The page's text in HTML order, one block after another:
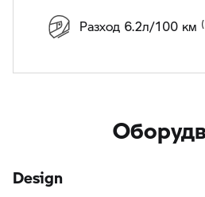
Разход 6.2л/100 км
Design